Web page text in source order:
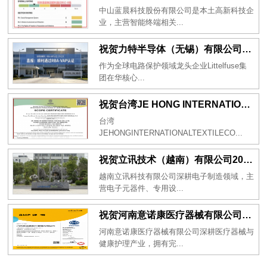
中山蓝晨科技股份有限公司是本土高新科技企
业，主营智能终端相关...
祝贺力特半导体（无锡）有限公司2026年一次性成功通过RBA-VAP认证审核并取得170.2分
作为全球电路保护领域龙头企业Littelfuse集
团在华核心...
祝贺台湾JE HONG INTERNATIONAL TEXTILE CO., LTD 2026年一次性成功通过GRS认证
台湾
JEHONGINTERNATIONALTEXTILECO...
祝贺立讯技术（越南）有限公司2026年一次性成功通过RBA-VAP审核获得金牌评级！
越南立讯科技有限公司深耕电子制造领域，主
营电子元器件、专用设...
祝贺河南意诺康医疗器械有限公司2026年一次性成功通过GMP认证
河南意诺康医疗器械有限公司深耕医疗器械与
健康护理产业，拥有完...